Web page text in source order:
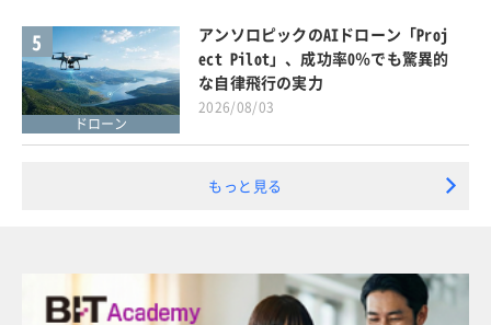
5
ドローン
アンソロピックのAIドローン「Proj
ect Pilot」、成功率0％でも驚異的
な自律飛行の実力
2026/08/03
もっと見る